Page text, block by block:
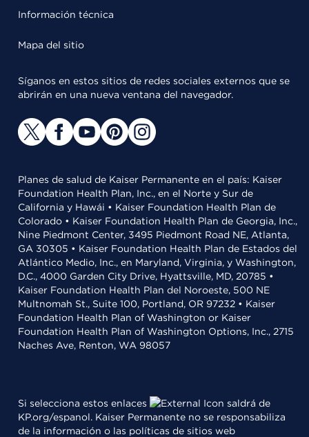
Información técnica
Mapa del sitio
Síganos en estos sitios de redes sociales externos que se
abrirán en una nueva ventana del navegador.
Planes de salud de Kaiser Permanente en el país: Kaiser
Foundation Health Plan, Inc., en el Norte y Sur de
California y Hawái • Kaiser Foundation Health Plan de
Colorado • Kaiser Foundation Health Plan de Georgia, Inc.,
Nine Piedmont Center, 3495 Piedmont Road NE, Atlanta,
GA 30305 • Kaiser Foundation Health Plan de Estados del
Atlántico Medio, Inc., en Maryland, Virginia, y Washington,
D.C., 4000 Garden City Drive, Hyattsville, MD, 20785 •
Kaiser Foundation Health Plan del Noroeste, 500 NE
Multnomah St., Suite 100, Portland, OR 97232 • Kaiser
Foundation Health Plan of Washington or Kaiser
Foundation Health Plan of Washington Options, Inc., 2715
Naches Ave, Renton, WA 98057
Si selecciona estos enlaces
saldrá de
KP.org/espanol. Kaiser Permanente no se responsabiliza
de la información o las políticas de sitios web